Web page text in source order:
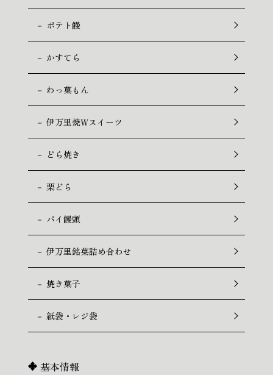
－ ポテト饅
－ かすてら
－ わっ菓もん
－ 伊万里焼Wスイーツ
－ どら焼き
－ 栗どら
－ パイ饅頭
－ 伊万里銘菓詰め合わせ
－ 焼き菓子
－ 紙袋・レジ袋
基本情報